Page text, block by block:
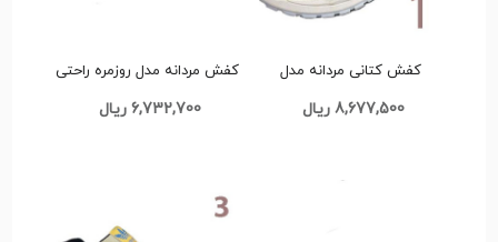
کفش کتانی مردانه مدل
8,677,500 ریال
کفش مردانه مدل روزمره راحتی
6,732,700 ریال